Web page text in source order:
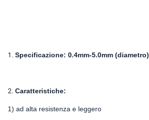
1. Specificazione: 0.4mm-5.0mm (diametro)
2. Caratteristiche:
1) ad alta resistenza e leggero